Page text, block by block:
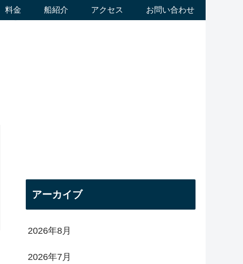
料金 船紹介 アクセス お問い合わせ
アーカイブ
2026年8月
2026年7月